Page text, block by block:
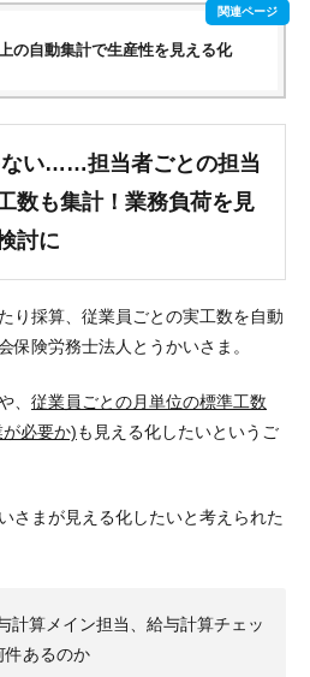
の自動集計で生産性を見える化
い……担当者ごとの担当
数も集計！業務負荷を見
討に
り採算、従業員ごとの実工数を自動
保険労務士法人とうかいさま。
、 従業員ごとの月単位の標準工数
必要か)も見える化したいというご
さまが見える化したいと考えられた
計算メイン担当、給与計算チェッ
件あるのか